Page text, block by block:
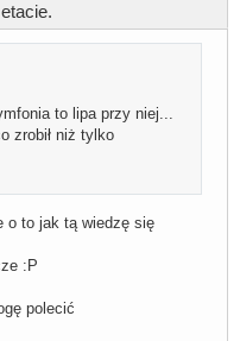
to lipa przy niej...
zrobił niż tylko
o to jak tą wiedzę się
:P
polecić